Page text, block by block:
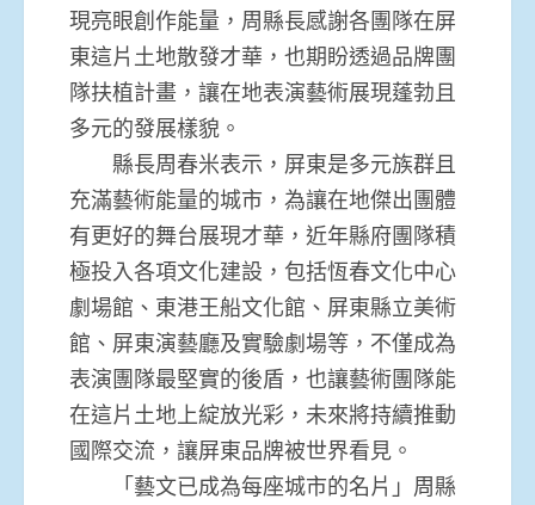
現亮眼創作能量，周縣長感謝各團隊在屏
東這片土地散發才華，也期盼透過品牌團
隊扶植計畫，讓在地表演藝術展現蓬勃且
多元的發展樣貌。
縣長周春米表示，屏東是多元族群且
充滿藝術能量的城市，為讓在地傑出團體
有更好的舞台展現才華，近年縣府團隊積
極投入各項文化建設，包括恆春文化中心
劇場館、東港王船文化館、屏東縣立美術
館、屏東演藝廳及實驗劇場等，不僅成為
表演團隊最堅實的後盾，也讓藝術團隊能
在這片土地上綻放光彩，未來將持續推動
國際交流，讓屏東品牌被世界看見。
「藝文已成為每座城市的名片」周縣